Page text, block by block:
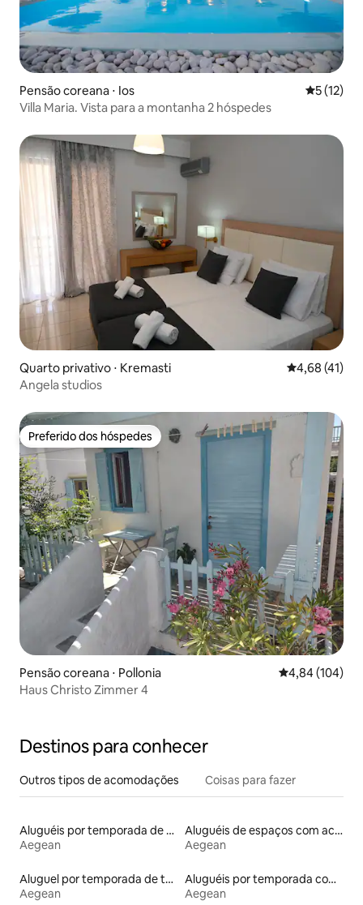
Pensão coreana ⋅ Ios 5 de uma
5 (12)
Villa Maria. Vista para a montanha 2 hóspedes
Quarto privativo ⋅ Kremasti 4,68 de uma
4,68 (41)
Angela studios
Preferido dos hóspedes
Preferido dos hóspedes
Pensão coreana ⋅ Pollonia 4,84 de uma
4,84 (104)
Haus Christo Zimmer 4
Destinos para conhecer
Outros tipos de acomodações Coisas para fazer
Aluguéis por temporada de acomodações de luxo
Aegean
Aluguéis de espaços com acesso direto a pistas de esqui
Aegean
Aluguel por temporada de tendas
Aegean
Aluguéis por temporada com banheira de hidromassagem
Aegean